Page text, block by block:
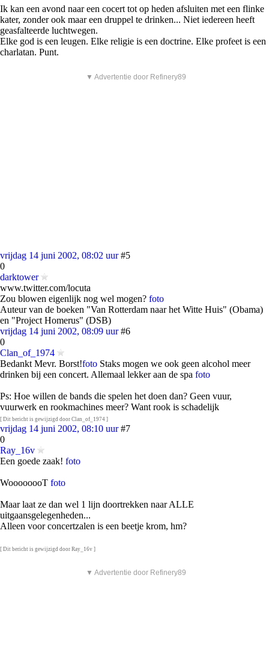
Ik kan een avond naar een cocert tot op heden afsluiten met een flinke
kater, zonder ook maar een druppel te drinken... Niet iedereen heeft
geasfalteerde luchtwegen.
Elke god is een leugen. Elke religie is een doctrine. Elke profeet is een
charlatan. Punt.
▼ Advertentie door Refinery89
vrijdag 14 juni 2002, 08:02 uur #5
0
darktower
www.twitter.com/locuta
Zou blowen eigenlijk nog wel mogen? foto
Auteur van de boeken "Van Rotterdam naar het Witte Huis" (Obama)
en "Project Homerus" (DSB)
vrijdag 14 juni 2002, 08:09 uur #6
0
Clan_of_1974
Bedankt Mevr. Borst!foto Staks mogen we ook geen alcohol meer
drinken bij een concert. Allemaal lekker aan de spa foto
Ps: Hoe willen de bands die spelen het doen dan? Geen vuur,
vuurwerk en rookmachines meer? Want rook is schadelijk
[ Dit bericht is gewijzigd door Clan_of_1974 ]
vrijdag 14 juni 2002, 08:10 uur #7
0
Ray_16v
Een goede zaak! foto
WoooooooT foto
Maar laat ze dan wel 1 lijn doortrekken naar ALLE
uitgaansgelegenheden...
Alleen voor concertzalen is een beetje krom, hm?
[ Dit bericht is gewijzigd door Ray_16v ]
▼ Advertentie door Refinery89